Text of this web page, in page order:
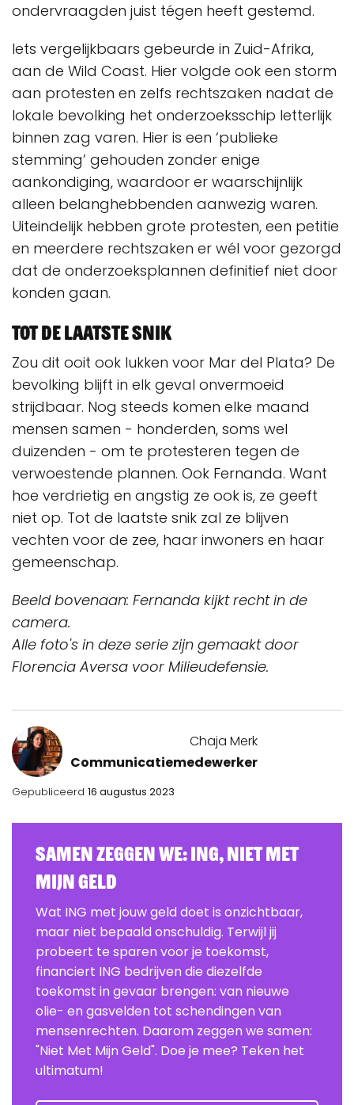
ondervraagden juist tégen heeft gestemd.
Iets vergelijkbaars gebeurde in Zuid-Afrika,
aan de Wild Coast. Hier volgde ook een storm
aan protesten en zelfs rechtszaken nadat de
lokale bevolking het onderzoeksschip letterlijk
binnen zag varen. Hier is een ‘publieke
stemming’ gehouden zonder enige
aankondiging, waardoor er waarschijnlijk
alleen belanghebbenden aanwezig waren.
Uiteindelijk hebben grote protesten, een petitie
en meerdere rechtszaken er wél voor gezorgd
dat de onderzoeksplannen definitief niet door
konden gaan.
Tot de laatste snik
Zou dit ooit ook lukken voor Mar del Plata? De
bevolking blijft in elk geval onvermoeid
strijdbaar. Nog steeds komen elke maand
mensen samen - honderden, soms wel
duizenden - om te protesteren tegen de
verwoestende plannen. Ook Fernanda. Want
hoe verdrietig en angstig ze ook is, ze geeft
niet op. Tot de laatste snik zal ze blijven
vechten voor de zee, haar inwoners en haar
gemeenschap.
Beeld bovenaan: Fernanda kijkt recht in de
camera.
Alle foto's in deze serie zijn gemaakt door
Florencia Aversa voor Milieudefensie.
Gepubliceerd 16 augustus 2023
Chaja Merk
Communicatiemedewerker
Samen zeggen we: ING, Niet Met
Mijn Geld
Wat ING met jouw geld doet is onzichtbaar,
maar niet bepaald onschuldig. Terwijl jij
probeert te sparen voor je toekomst,
financiert ING bedrijven die diezelfde
toekomst in gevaar brengen: van nieuwe
olie- en gasvelden tot schendingen van
mensenrechten. Daarom zeggen we samen:
"Niet Met Mijn Geld". Doe je mee? Teken het
ultimatum!